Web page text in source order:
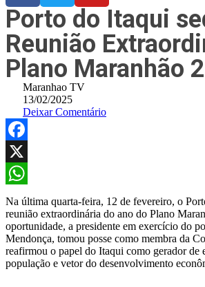
Porto do Itaqui
Reunião
Plano Maranhão
Maranhao TV
13/02/2025
Deixar Comentário
Facebook
X
WhatsApp
Na última quarta-feira, 12 de fevereiro, o
reunião extraordinária do ano do Plano
oportunidade, a presidente em exercício do
Mendonça, tomou posse como membra da
reafirmou o papel do Itaqui como gerador de
população e vetor do desenvolvimento